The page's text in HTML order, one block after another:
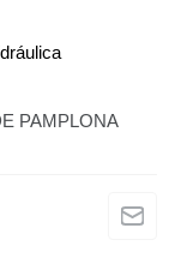
PAMPLONA